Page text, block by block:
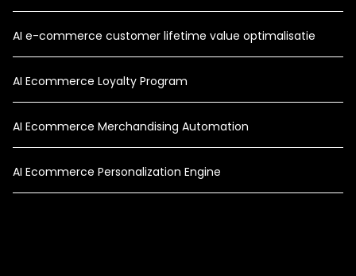
AI e-commerce customer lifetime value optimalisatie
AI Ecommerce Loyalty Program
AI Ecommerce Merchandising Automation
AI Ecommerce Personalization Engine